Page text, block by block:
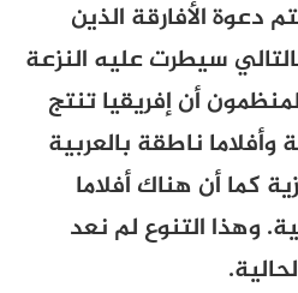
دعوة الأفارقة الذين
سيطرت عليه النزعة
أن إفريقيا تنتج
وأفلاما ناطقة بالعربية
كما أن هناك أفلاما
وهذا التنوع لم نعد